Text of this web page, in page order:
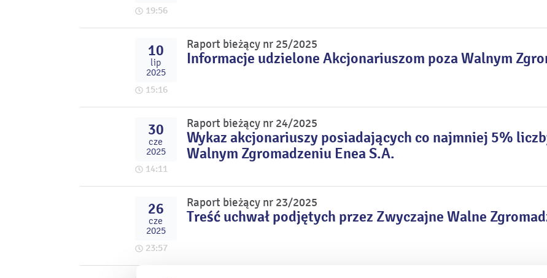
19:56
10
lip
2025
15:16
Raport bieżący nr 25/2025
Informacje udzielone Akcjonariuszom poza Walnym
30
cze
2025
14:11
Raport bieżący nr 24/2025
Wykaz akcjonariuszy posiadających co najmniej 5%
Walnym Zgromadzeniu Enea S.A.
26
cze
2025
23:57
Raport bieżący nr 23/2025
Treść uchwał podjętych przez Zwyczajne Walne